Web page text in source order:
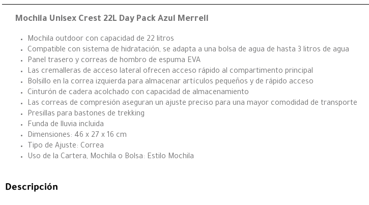
Mochila Unisex Crest 22L Day Pack Azul Merrell
Mochila outdoor con capacidad de 22 litros
Compatible con sistema de hidratación, se adapta a una bolsa de agua de hasta 3 litros de agua
Panel trasero y correas de hombro de espuma EVA
Las cremalleras de acceso lateral ofrecen acceso rápido al compartimento principal
Bolsillo en la correa izquierda para almacenar artículos pequeños y de rápido acceso
Cinturón de cadera acolchado con capacidad de almacenamiento
Las correas de compresión aseguran un ajuste preciso para una mayor comodidad de transporte
Presillas para bastones de trekking
Funda de lluvia incluida
Dimensiones: 46 x 27 x 16 cm
Tipo de Ajuste: Correa
Uso de la Cartera, Mochila o Bolsa: Estilo Mochila
Descripción